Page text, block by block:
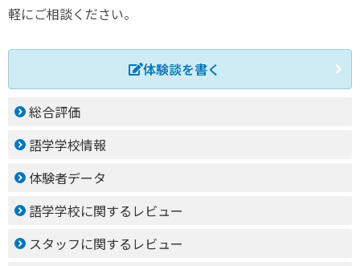
軽にご相談ください。
体験談を書く
総合評価
語学学校情報
体験者データ
語学学校に関するレビュー
スタッフに関するレビュー